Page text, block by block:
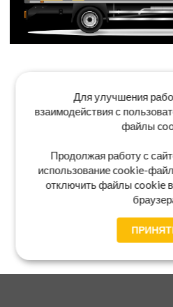
Для улучшения
взаимодействия с
файлы
Продолжая работу с
использование cookie-
отключить файлы cookie